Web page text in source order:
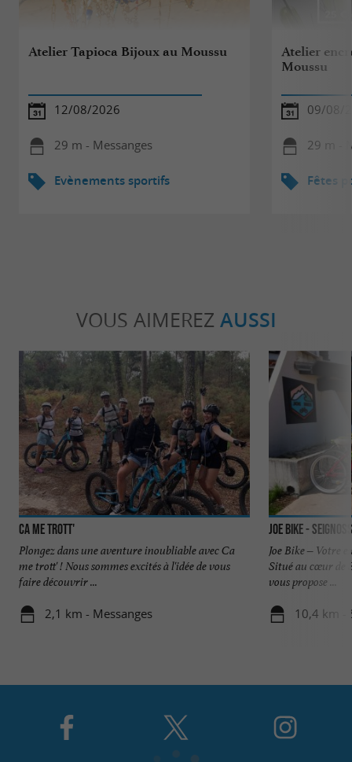
Atelier Tapioca Bijoux au Moussu
12/08/2026
29 m - Messanges
Evènements sportifs
Atelier
Moussu
09/08/
29 m -
Fêtes
VOUS AIMEREZ AUSSI
Ca me trott'
Plongez dans une aventure inoubliable avec Ca
me trott' ! Nous sommes excités à l'idée de vous
faire découvrir ...
2,1 km - Messanges
JOE BIKE -
Joe Bike – Votre
Situé au cœur de
vous propose ...
10,4 km -